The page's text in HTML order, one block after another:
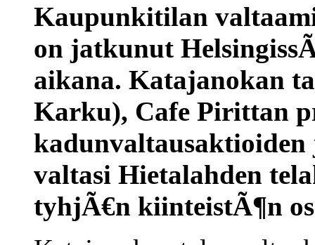
Kaupunkitilan
on jatkunut
aikana. Katajanokan
Karku), Cafe Pirittan
valtasi Hietalahden
tyhjÃ€n kiinteistÃ¶n